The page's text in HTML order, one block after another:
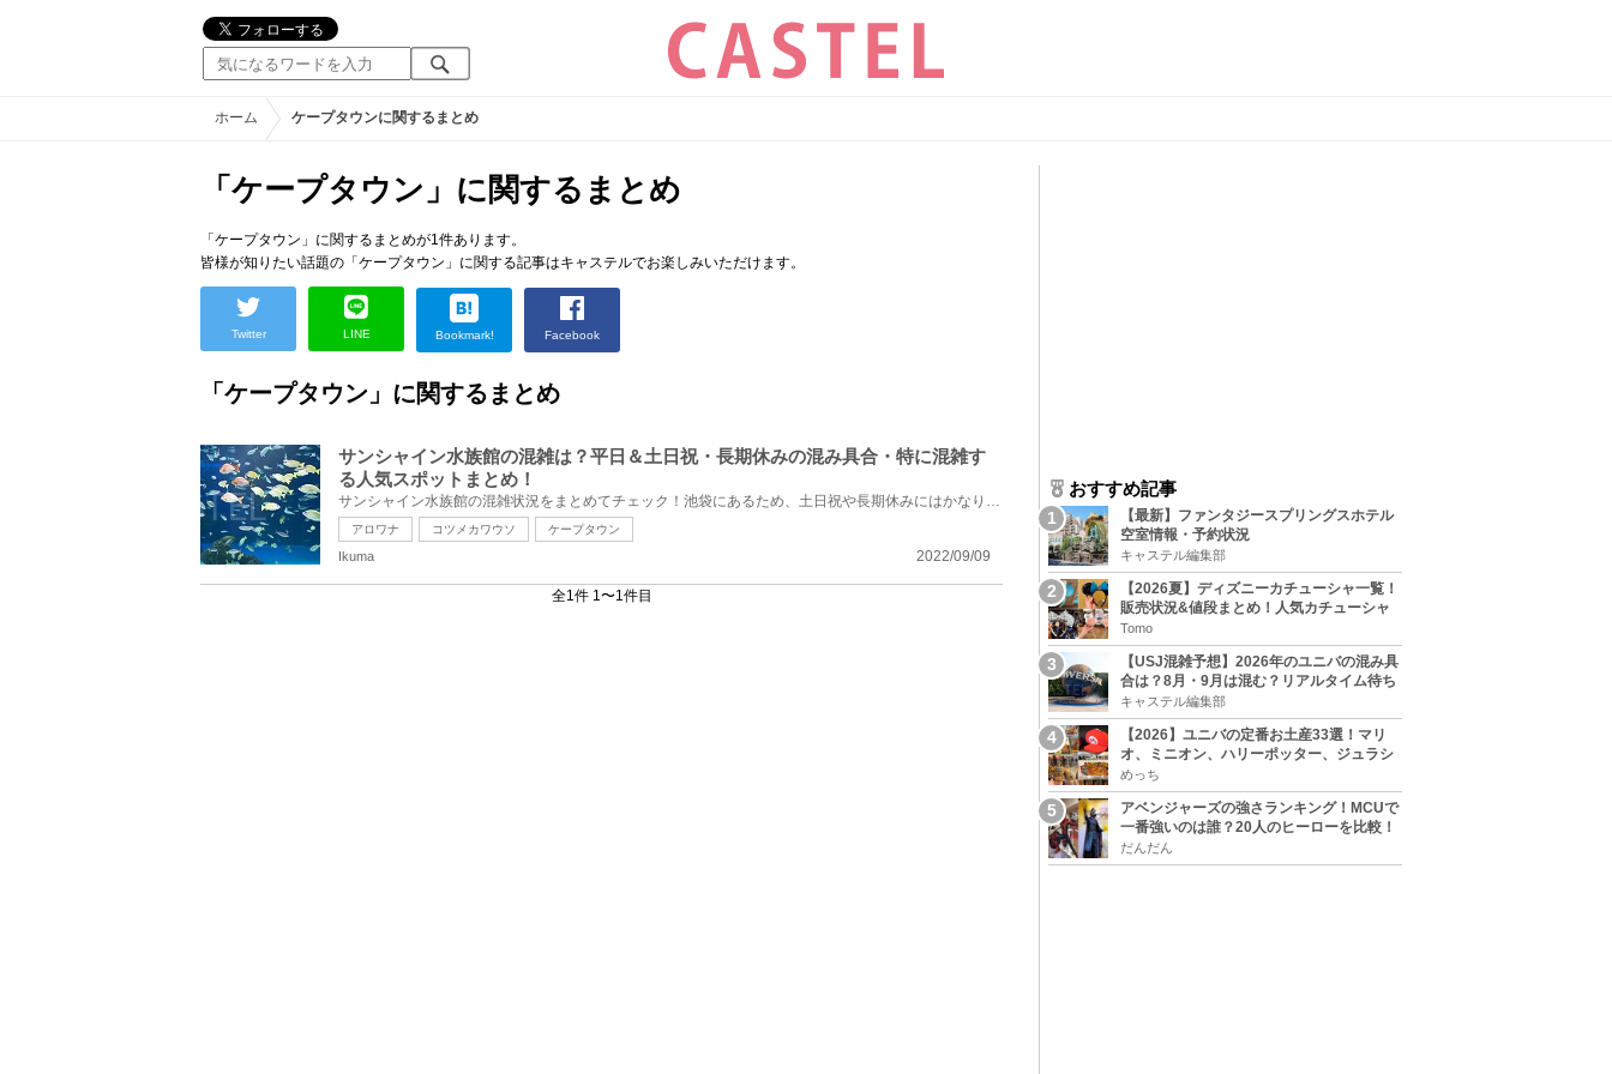
ホーム ケープタウンに関するまとめ
「ケープタウン」に関するまとめ
「ケープタウン」に関するまとめが1件あります。
皆様が知りたい話題の「ケープタウン」に関する記事はキャステルでお楽しみいただけます。
Twitter LINE Bookmark! Facebook
「ケープタウン」に関するまとめ
サンシャイン水族館の混雑は？平日＆土日祝・長期休みの混み具合・特に混雑す
る人気スポットまとめ！
サンシャイン水族館の混雑状況をまとめてチェック！池袋にあるため、土日祝や長期休みにはかなり混雑す...
アロワナ コツメカワウソ ケープタウン
2022/09/09
Ikuma
全1件 1〜1件目
おすすめ記事
【最新】ファンタジースプリングスホテル
空室情報・予約状況
キャステル編集部
【2026夏】ディズニーカチューシャ一覧！
販売状況&値段まとめ！人気カチューシャ
をチェック
Tomo
【USJ混雑予想】2026年のユニバの混み具
合は？8月・9月は混む？リアルタイム待ち
時間アプリも
キャステル編集部
【2026】ユニバの定番お土産33選！マリ
オ、ミニオン、ハリーポッター、ジュラシ
ックパーク、セサミ、SINGなどのグッズ情
報
めっち
アベンジャーズの強さランキング！MCUで
一番強いのは誰？20人のヒーローを比較！
だんだん